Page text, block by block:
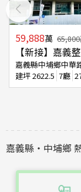
59,888萬 65,800
【新接】嘉義
嘉義縣中埔鄉中華
建坪2622.5 7廳
嘉義縣 ・ 中埔鄉